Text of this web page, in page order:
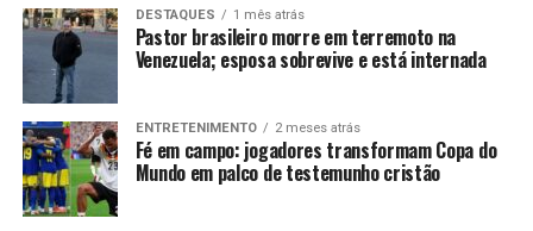
DESTAQUES 1 mês atrás
Pastor brasileiro morre em terremoto na
Venezuela; esposa sobrevive e está internada
ENTRETENIMENTO 2 meses atrás
Fé em campo: jogadores transformam Copa do
Mundo em palco de testemunho cristão